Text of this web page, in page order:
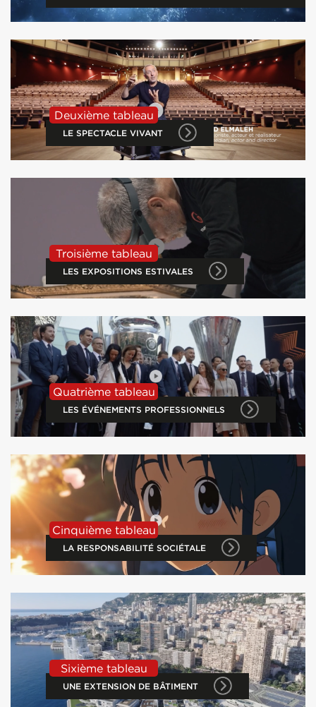
Deuxième tableau
LE SPECTACLE VIVANT
Troisième tableau
LES EXPOSITIONS ESTIVALES
Quatrième tableau
LES ÉVÉNEMENTS PROFESSIONNELS
Cinquième tableau
LA RESPONSABILITÉ SOCIÉTALE
Sixième tableau
UNE EXTENSION DE BÂTIMENT